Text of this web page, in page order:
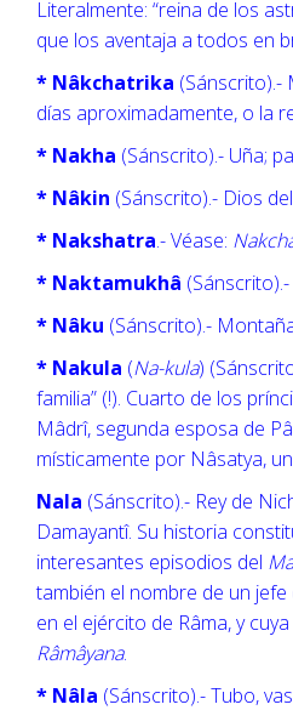
Literalmente: “reina de los
que los aventaja a todos en
* Nâkchatrika (Sánscrito).-
días aproximadamente, o la
* Nakha (Sánscrito).- Uña;
* Nâkin (Sánscrito).- Dios
* Nakshatra.- Véase:
* Naktamukhâ
* Nâku (Sánscrito).-
* Nakula (Na-kula)
familia” (!). Cuarto de los
Mâdrî, segunda esposa de
místicamente por Nâsatya,
Nala (Sánscrito).- Rey de
Damayantî. Su historia
interesantes episodios del
también el nombre de un
en el ejército de Râma, y
Râmâyana.
* Nâla (Sánscrito).- Tubo,